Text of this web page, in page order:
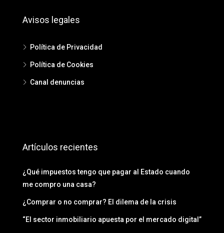
Avisos legales
Política de Privacidad
Política de Cookies
Canal denuncias
Artículos recientes
¿Qué impuestos tengo que pagar al Estado cuando
me compro una casa?
¿Comprar o no comprar? El dilema de la crisis
“El sector inmobiliario apuesta por el mercado digital”